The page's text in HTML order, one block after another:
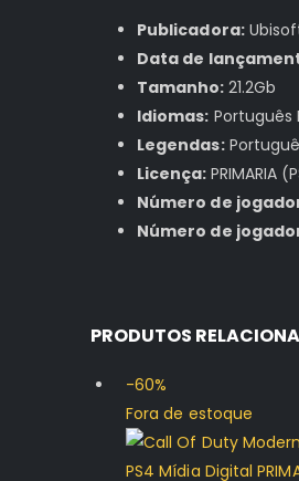
Publicadora:
Data de
Tamanho: 21.2Gb
Idiomas: Português
Legendas:
Licença: PRIMARIA
Número de
Número de
PRODUTOS
-60%
Fora de estoque